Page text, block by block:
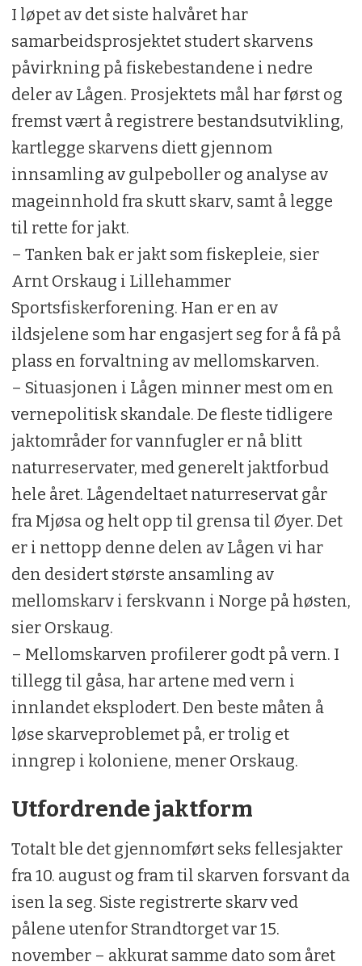
I løpet av det siste halvåret har
samarbeidsprosjektet studert skarvens
påvirkning på fiskebestandene i nedre
deler av Lågen. Prosjektets mål har først og
fremst vært å registrere bestandsutvikling,
kartlegge skarvens diett gjennom
innsamling av gulpeboller og analyse av
mageinnhold fra skutt skarv, samt å legge
til rette for jakt.
– Tanken bak er jakt som fiskepleie, sier
Arnt Orskaug i Lillehammer
Sportsfiskerforening. Han er en av
ildsjelene som har engasjert seg for å få på
plass en forvaltning av mellomskarven.
– Situasjonen i Lågen minner mest om en
vernepolitisk skandale. De fleste tidligere
jaktområder for vannfugler er nå blitt
naturreservater, med generelt jaktforbud
hele året. Lågendeltaet naturreservat går
fra Mjøsa og helt opp til grensa til Øyer. Det
er i nettopp denne delen av Lågen vi har
den desidert største ansamling av
mellomskarv i ferskvann i Norge på høsten,
sier Orskaug.
– Mellomskarven profilerer godt på vern. I
tillegg til gåsa, har artene med vern i
innlandet eksplodert. Den beste måten å
løse skarveproblemet på, er trolig et
inngrep i koloniene, mener Orskaug.
Utfordrende jaktform
Totalt ble det gjennomført seks fellesjakter
fra 10. august og fram til skarven forsvant da
isen la seg. Siste registrerte skarv ved
pålene utenfor Strandtorget var 15.
november – akkurat samme dato som året